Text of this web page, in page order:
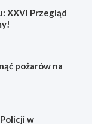
XXVI Przegląd
pożarów na
w